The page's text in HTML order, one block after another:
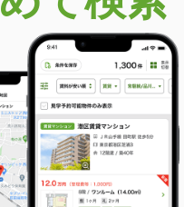
3,280万円
埼玉県川口市前上町
121.36m²
積 84.45m²
沼区大字中川
3,940万円
埼玉県さいたま市見沼区大字
積 100.14m²